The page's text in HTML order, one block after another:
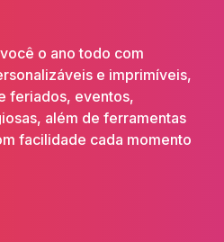
o ano todo com
e imprimíveis,
feriados, eventos,
além de ferramentas
facilidade cada momento